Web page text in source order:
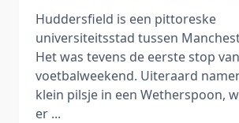
Huddersfield is een pittoreske
universiteitsstad tussen
Het was tevens de eerste stop
voetbalweekend. Uiteraard
klein pilsje in een Wetherspoon,
er ...